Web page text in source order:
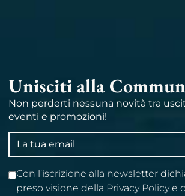
Unisciti alla
Non perderti nessuna novità tra
eventi e promozioni!
Indirizzo
email
Con l’iscrizione alla newsletter
preso visione della Privacy Policy e